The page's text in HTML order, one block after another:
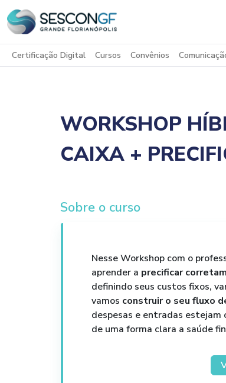
Certificação Digital Cursos Convênios
WORKSHOP
CAIXA +
Sobre o curso
Nesse Workshop com o
aprender a precificar
definindo seus custos fixos,
vamos construir o seu fluxo
despesas e entradas estejam
de uma forma clara a saúde
utilizar no seu negócio que